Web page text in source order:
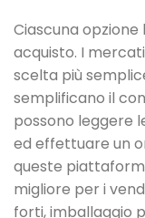
Ciascuna
acquisto. I
scelta più
semplificano il
possono leggere
ed effettuare un
queste
migliore per i
forti, imballaggio